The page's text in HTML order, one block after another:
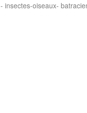
- insectes-oiseaux-